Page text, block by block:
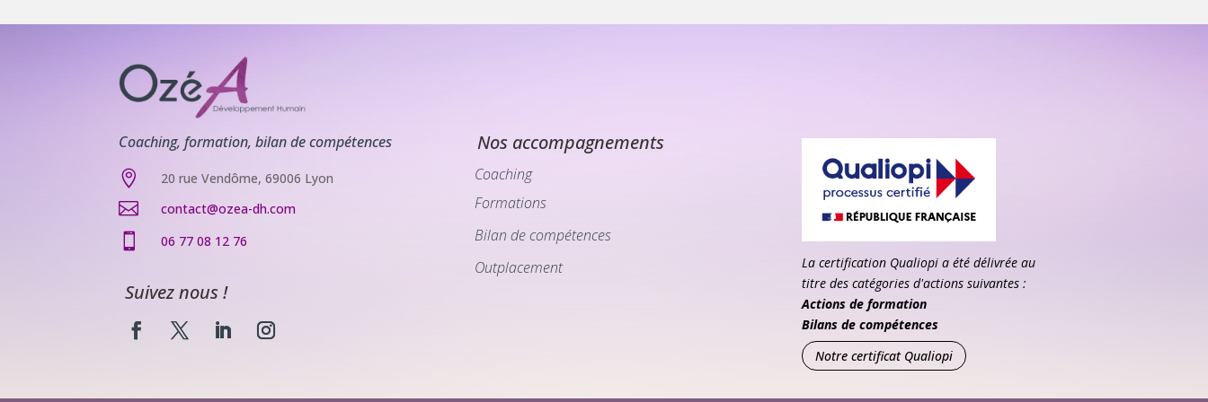
Coaching, formation, bilan de compétences

20 rue Vendôme, 69006 Lyon
 contact@ozea-dh.com
 06 77 08 12 76
Suivez nous !
Nos accompagnements
Coaching
Formations
Bilan de compétences
Outplacement
La certification Qualiopi a été délivrée au
titre des catégories d'actions suivantes :
Actions de formation
Bilans de compétences
Notre certificat Qualiopi